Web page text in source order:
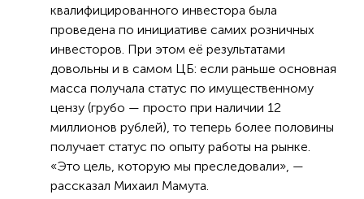
квалифицированного инвестора была
проведена по инициативе самих розничных
инвесторов. При этом её результатами
довольны и в самом ЦБ: если раньше основная
масса получала статус по имущественному
цензу (грубо — просто при наличии 12
миллионов рублей), то теперь более половины
получает статус по опыту работы на рынке.
«Это цель, которую мы преследовали», —
рассказал Михаил Мамута.